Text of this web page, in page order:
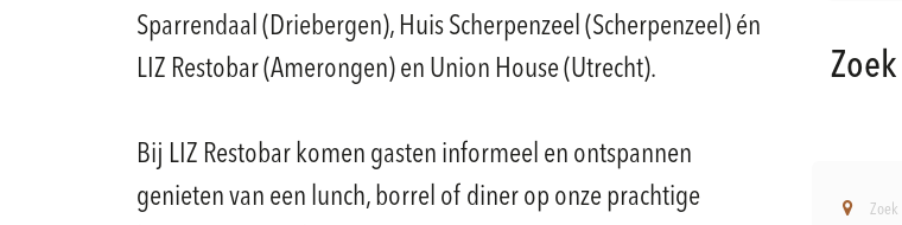
Sparrendaal (Driebergen), Huis Scherpenzeel (Scherpenzeel) én
LIZ Restobar (Amerongen) en Union House (Utrecht).
Bij LIZ Restobar komen gasten informeel en ontspannen
genieten van een lunch, borrel of diner op onze prachtige